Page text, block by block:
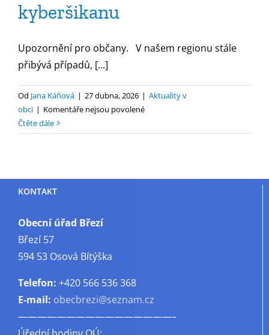
kyberšikanu
Upozornění pro občany. V našem regionu stále
přibývá případů, [...]
Od Jana Káňová | 27 dubna, 2026 | Aktuality v
obci | Komentáře nejsou povolenéu
s
občanům
Čtěte dále
KONTAKT
Obecní úřad Březí
Březí 57
594 53 Osová Bítýška
Telefon: +420 566 536 368
E-mail: obecbrezi@seznam.cz
————————————————–